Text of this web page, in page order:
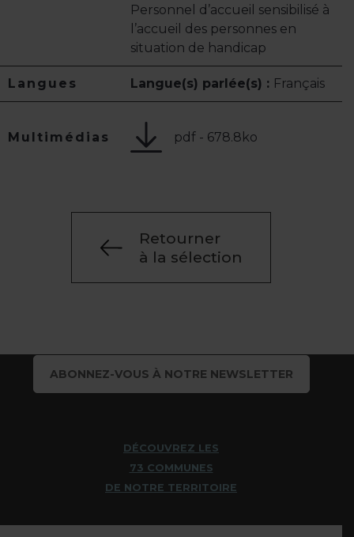
Personnel d’accueil sensibilisé à
l’accueil des personnes en
situation de handicap
Langues Langue(s) parlée(s) : Français
Multimédias pdf - 678.8ko
Retourner
à la sélection
ABONNEZ-VOUS À NOTRE NEWSLETTER
DÉCOUVREZ LES
73 COMMUNES
DE NOTRE TERRITOIRE